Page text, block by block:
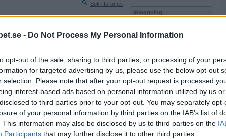
- Do Not Process My Personal Information
opt-out of the sale, sharing to third parties, or processing of your
for targeted advertising by us, please use the below opt-out
selection. Please note that after your opt-out request is processed
interest-based ads based on personal information utilized by us
to third parties prior to your opt-out. You may separately
of your personal information by third parties on the IAB’s list of
This information may also be disclosed by us to third parties on the
Participants that may further disclose it to other third parties.
Sök i forumet
Nästa sida »
2011-03-20 10:31
lilla schnauzer i en kastrull med vatten och
hundvakt?!?
Inloggning
Kom ihåg mig
Glömt ditt lösenord?
Få ny aktiveringslänk
Betapet är gratis!